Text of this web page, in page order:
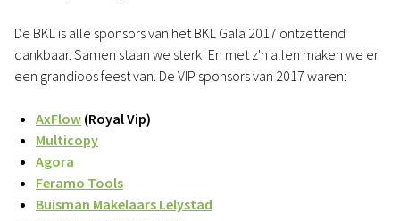
De BKL is alle sponsors van het BKL Gala 2017 ontzettend
dankbaar. Samen staan we sterk! En met z'n allen maken we er
een grandioos feest van. De VIP sponsors van 2017 waren:
AxFlow (Royal Vip)
Multicopy
Agora
Feramo Tools
Buisman Makelaars Lelystad